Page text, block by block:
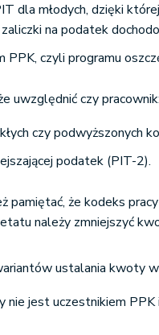
dla młodych, dzięki
na podatek
PPK, czyli programu
uwzględnić czy pracownik:
czy podwyższonych
podatek (PIT-2).
pamiętać, że kodeks
należy zmniejszyć
ustalania kwoty
nie jest uczestnikiem